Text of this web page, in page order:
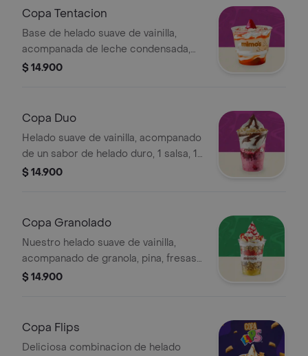
Copa Tentacion
Base de helado suave de vainilla,
acompanada de leche condensada,
galleta Macarena y fresas en almibar
$ 14.900
Copa Duo
Helado suave de vainilla, acompanado
de un sabor de helado duro, 1 salsa, 1
fruta y 1 topping seco a tu eleccion
$ 14.900
Copa Granolado
Nuestro helado suave de vainilla,
acompanado de granola, pina, fresas
y banano; con un toque de salsa de
$ 14.900
Copa Flips
Deliciosa combinacion de helado